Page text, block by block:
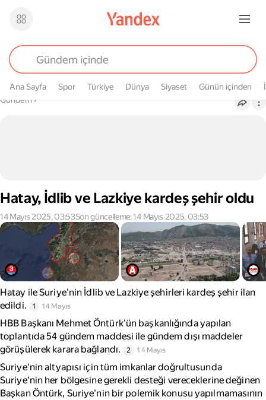
Ana Sayfa Spor Türkiye Dünya Siyaset Günün içinden
Buradasın
Gündem›
Hatay, İdlib ve Lazkiye kardeş şehir oldu
14 Mayıs 2025, 03:53Son güncelleme: 14 Mayıs 2025, 03:53
Hatay ile Suriye'nin İdlib ve Lazkiye şehirleri kardeş şehir ilan
edildi.
1 14 Mayıs
HBB Başkanı Mehmet Öntürk’ün başkanlığında yapılan
toplantıda 54 gündem maddesi ile gündem dışı maddeler
görüşülerek karara bağlandı.
2 14 Mayıs
Suriye'nin altyapısı için tüm imkanlar doğrultusunda
Suriye'nin her bölgesine gerekli desteği vereceklerine değinen
Başkan Öntürk, Suriye'nin bir polemik konusu yapılmamasının